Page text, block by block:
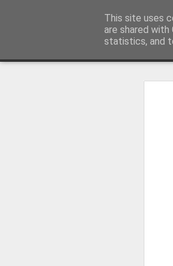
This site uses
are shared
statistics, and
Press Magazine